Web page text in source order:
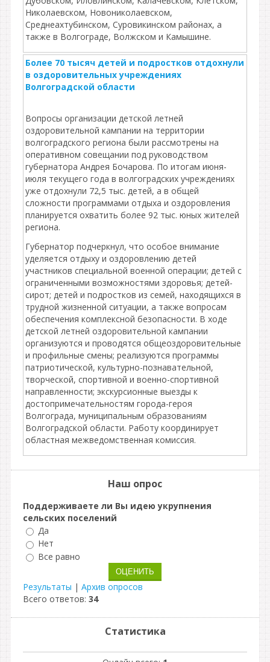
Николаевском, Новониколаевском,
Среднеахтубинском, Суровикинском районах, а
также в Волгограде, Волжском и Камышине.
Более 70 тысяч детей и подростков отдохнули
в оздоровительных учреждениях
Волгоградской области
Вопросы организации детской летней
оздоровительной кампании на территории
волгоградского региона были рассмотрены на
оперативном совещании под руководством
губернатора Андрея Бочарова. По итогам июня-
июля текущего года в волгоградских учреждениях
уже отдохнули 72,5 тыс. детей, а в общей
сложности программами отдыха и оздоровления
планируется охватить более 92 тыс. юных жителей
региона.
Губернатор подчеркнул, что особое внимание
уделяется отдыху и оздоровлению детей
участников специальной военной операции; детей с
ограниченными возможностями здоровья; детей-
сирот; детей и подростков из семей, находящихся в
трудной жизненной ситуации, а также вопросам
обеспечения комплексной безопасности. В ходе
детской летней оздоровительной кампании
организуются и проводятся общеоздоровительные
и профильные смены; реализуются программы
патриотической, культурно-познавательной,
творческой, спортивной и военно-спортивной
направленности; экскурсионные выезды к
достопримечательностям города-героя
Волгограда, муниципальным образованиям
Волгоградской области. Работу координирует
областная межведомственная комиссия.
Наш опрос
Поддерживаете ли Вы идею укрупнения
сельских поселений
Да
Нет
Все равно
Результаты | Архив опросов
Всего ответов: 34
Статистика